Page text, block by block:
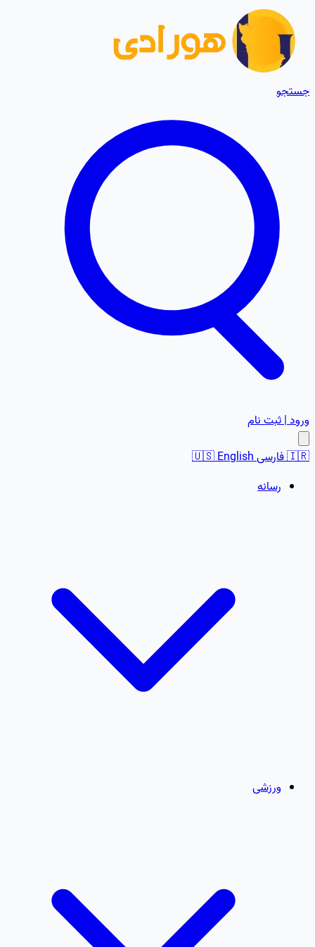
جستجو
ورود | ثبت نام
🇮🇷فارسی 🇺🇸English
رسانه
ورزشی